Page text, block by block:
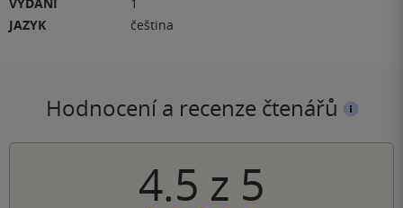
JAZYK
čeština
Hodnocení a recenze čtenářů
4.5 z 5